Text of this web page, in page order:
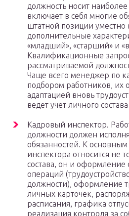
должность носит
включает в себя многие
штатной позиции уместно
дополнительные
«младший», «старший» и
Квалификационные
рассматриваемой
Чаще всего менеджер по
подбором работников, их
адаптацией вновь
ведет учет личного
Кадровый инспектор.
должности должен
обязанностей. К
инспектора относится не
состава, он и
операций
должности), оформление
личных карточек,
расписания, графика
реализация контроля за